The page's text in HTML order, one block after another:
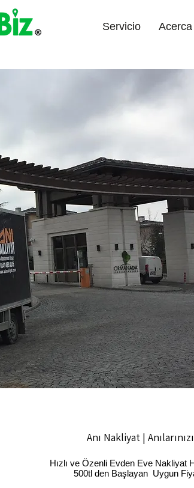
Servicio
Anı Nakliyat | Anılarınızı
Hızlı ve Özenli Evden Eve Nakliyat
500tl den Başlayan Uygun